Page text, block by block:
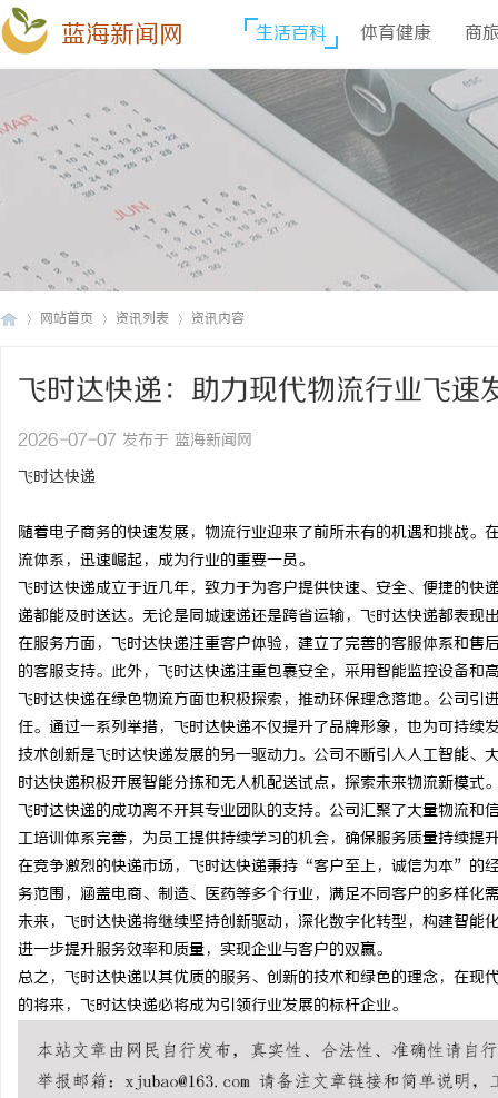
蓝海新闻网 生活百科 体育健康 商
网站首页 资讯列表 资讯内容
飞时达快递：助力现代物流行业飞速
2026-07-07 发布于 蓝海新闻网
飞时达快递
随着电子商务的快速发展，物流行业迎来了前所未有的机遇和挑战
流体系，迅速崛起，成为行业的重要一员。
飞时达快递成立于近几年，致力于为客户提供快速、安全、便捷的
递都能及时送达。无论是同城速递还是跨省运输，飞时达快递都表现
在服务方面，飞时达快递注重客户体验，建立了完善的客服体系和
的客服支持。此外，飞时达快递注重包裹安全，采用智能监控设备
飞时达快递在绿色物流方面也积极探索，推动环保理念落地。公司
任。通过一系列举措，飞时达快递不仅提升了品牌形象，也为可持续
技术创新是飞时达快递发展的另一驱动力。公司不断引入人工智能
时达快递积极开展智能分拣和无人机配送试点，探索未来物流新模式
飞时达快递的成功离不开其专业团队的支持。公司汇聚了大量物流
工培训体系完善，为员工提供持续学习的机会，确保服务质量持续提
在竞争激烈的快递市场，飞时达快递秉持“客户至上，诚信为本”的
务范围，涵盖电商、制造、医药等多个行业，满足不同客户的多样化
未来，飞时达快递将继续坚持创新驱动，深化数字化转型，构建智
进一步提升服务效率和质量，实现企业与客户的双赢。
总之，飞时达快递以其优质的服务、创新的技术和绿色的理念，在
的将来，飞时达快递必将成为引领行业发展的标杆企业。
武汉配眼镜 上海配眼镜